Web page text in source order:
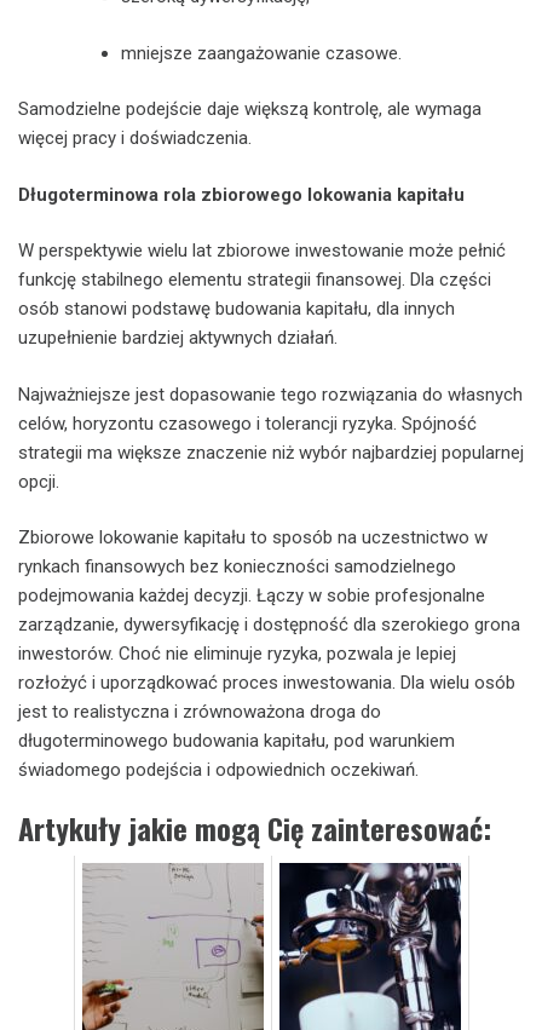
mniejsze zaangażowanie czasowe.
Samodzielne podejście daje większą kontrolę, ale wymaga
więcej pracy i doświadczenia.
Długoterminowa rola zbiorowego lokowania kapitału
W perspektywie wielu lat zbiorowe inwestowanie może pełnić
funkcję stabilnego elementu strategii finansowej. Dla części
osób stanowi podstawę budowania kapitału, dla innych
uzupełnienie bardziej aktywnych działań.
Najważniejsze jest dopasowanie tego rozwiązania do własnych
celów, horyzontu czasowego i tolerancji ryzyka. Spójność
strategii ma większe znaczenie niż wybór najbardziej popularnej
opcji.
Zbiorowe lokowanie kapitału to sposób na uczestnictwo w
rynkach finansowych bez konieczności samodzielnego
podejmowania każdej decyzji. Łączy w sobie profesjonalne
zarządzanie, dywersyfikację i dostępność dla szerokiego grona
inwestorów. Choć nie eliminuje ryzyka, pozwala je lepiej
rozłożyć i uporządkować proces inwestowania. Dla wielu osób
jest to realistyczna i zrównoważona droga do
długoterminowego budowania kapitału, pod warunkiem
świadomego podejścia i odpowiednich oczekiwań.
Artykuły jakie mogą Cię zainteresować: